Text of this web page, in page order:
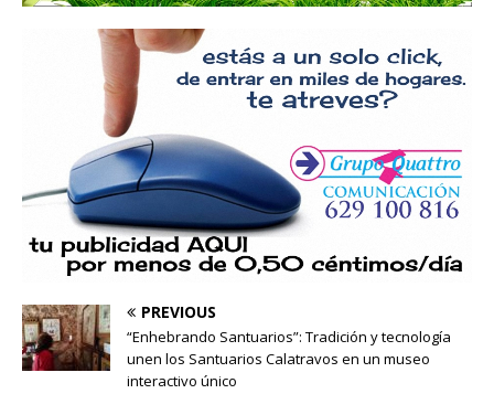
PREVIOUS
“Enhebrando Santuarios”: Tradición y tecnología
unen los Santuarios Calatravos en un museo
interactivo único